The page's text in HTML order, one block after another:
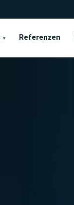
▾ Referenzen